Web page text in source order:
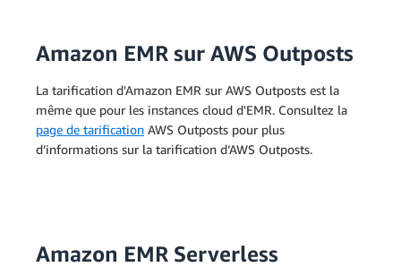
Amazon EMR sur AWS Outposts
La tarification d'Amazon EMR sur AWS Outposts est la
même que pour les instances cloud d'EMR. Consultez la
page de tarification AWS Outposts pour plus
d’informations sur la tarification d’AWS Outposts.
Amazon EMR Serverless